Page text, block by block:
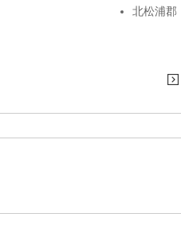
北松浦郡